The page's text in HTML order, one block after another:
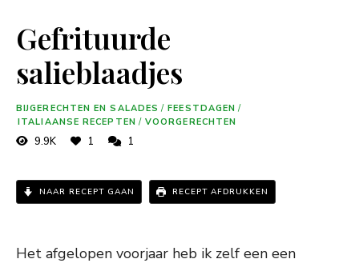
Gefrituurde
salieblaadjes
BIJGERECHTEN EN SALADES / FEESTDAGEN /
ITALIAANSE RECEPTEN / VOORGERECHTEN
9.9K 1 1
NAAR RECEPT GAAN RECEPT AFDRUKKEN
Het afgelopen voorjaar heb ik zelf een een